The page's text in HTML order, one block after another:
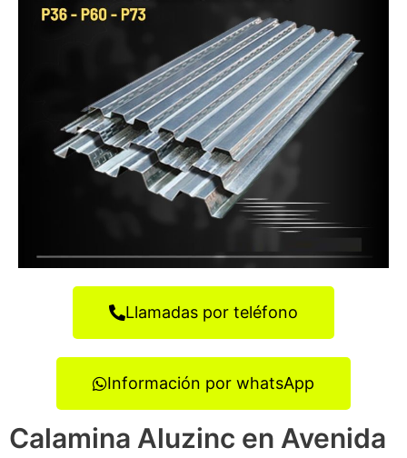
Llamadas por teléfono
Información por whatsApp
Calamina Aluzinc en Avenida